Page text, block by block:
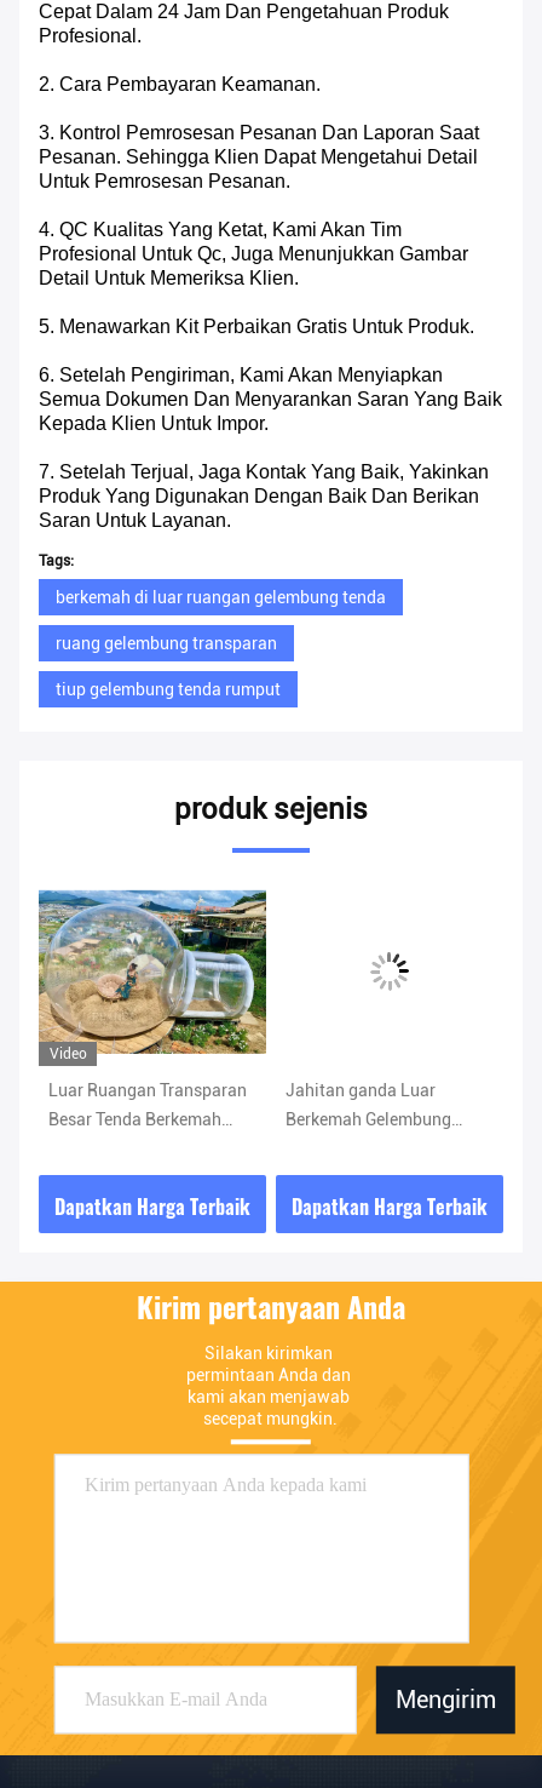
Cepat Dalam 24 Jam Dan Pengetahuan Produk
Profesional.
2. Cara Pembayaran Keamanan.
3. Kontrol Pemrosesan Pesanan Dan Laporan Saat
Pesanan. Sehingga Klien Dapat Mengetahui Detail
Untuk Pemrosesan Pesanan.
4. QC Kualitas Yang Ketat, Kami Akan Tim
Profesional Untuk Qc, Juga Menunjukkan Gambar
Detail Untuk Memeriksa Klien.
5. Menawarkan Kit Perbaikan Gratis Untuk Produk.
6. Setelah Pengiriman, Kami Akan Menyiapkan
Semua Dokumen Dan Menyarankan Saran Yang Baik
Kepada Klien Untuk Impor.
7. Setelah Terjual, Jaga Kontak Yang Baik, Yakinkan
Produk Yang Digunakan Dengan Baik Dan Berikan
Saran Untuk Layanan.
Tags:
berkemah di luar ruangan gelembung tenda
ruang gelembung transparan
tiup gelembung tenda rumput
produk sejenis
Video
Luar Ruangan Transparan
Besar Tenda Berkemah
Terowongan Tunggal
Rumah Gelembung Tiup
Berkemah Tenda Dunia
Dapatkan Harga Terbaik
Jahitan ganda Luar
Berkemah Gelembung
Perbaikan Kit
Dapatkan Harga Terbaik
Kirim pertanyaan Anda
Silakan kirimkan
permintaan Anda dan
kami akan menjawab
secepat mungkin.
Mengirim